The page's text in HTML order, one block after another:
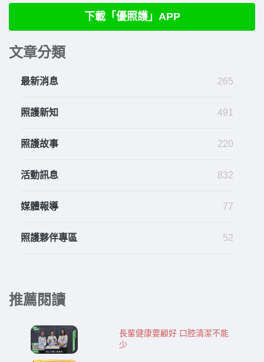
下載「優照護」APP
文章分類
最新消息 265
照護新知 491
照護故事 220
活動訊息 832
媒體報導 77
照護夥伴專區 52
推薦閱讀
長輩健康要顧好 口腔清潔不能
少